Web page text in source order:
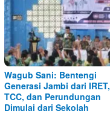
Wagub Sani: Bentengi
Generasi Jambi dari IRET,
TCC, dan Perundungan
Dimulai dari Sekolah